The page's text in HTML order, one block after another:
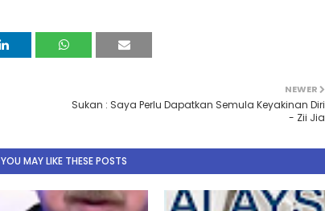
NEWER
Sukan : Saya Perlu Dapatkan Semula Keyakinan Diri
- Zii Jia
YOU MAY LIKE THESE POSTS